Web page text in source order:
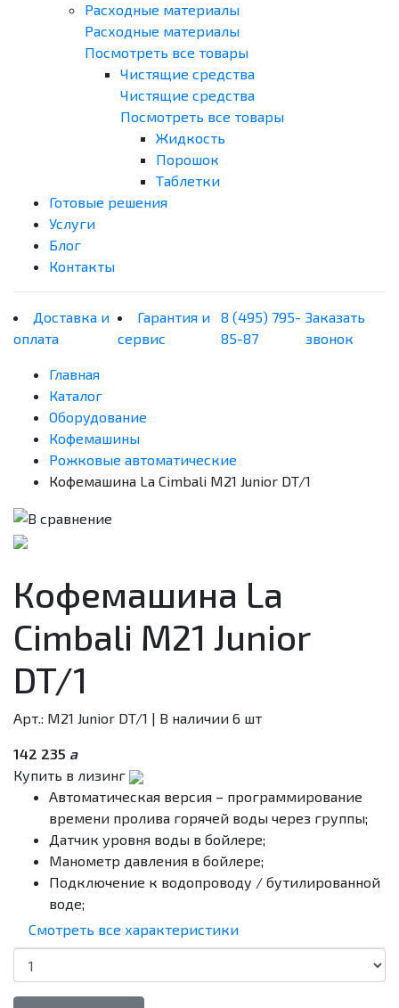
Расходные материалы
Расходные материалы
Посмотреть все товары
Чистящие средства
Чистящие средства
Посмотреть все товары
Жидкость
Порошок
Таблетки
Готовые решения
Услуги
Блог
Контакты
Доставка и
оплата
Гарантия и
сервис
8 (495) 795-
85-87
Заказать
звонок
Главная
Каталог
Оборудование
Кофемашины
Рожковые автоматические
Кофемашина La Cimbali M21 Junior DT/1
Кофемашина La
Cimbali M21 Junior
DT/1
Арт.: M21 Junior DT/1 | В наличии 6 шт
142 235 a
Купить в лизинг
Автоматическая версия – программирование
времени пролива горячей воды через группы;
Датчик уровня воды в бойлере;
Манометр давления в бойлере;
Подключение к водопроводу / бутилированной
воде;
Подогрев чашек;
Упрощенный доступ к внутренним узлам
Смотреть все характеристики